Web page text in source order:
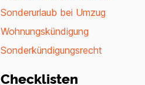
Sonderurlaub bei Umzug
Wohnungskündigung
Sonderkündigungsrecht
Checklisten